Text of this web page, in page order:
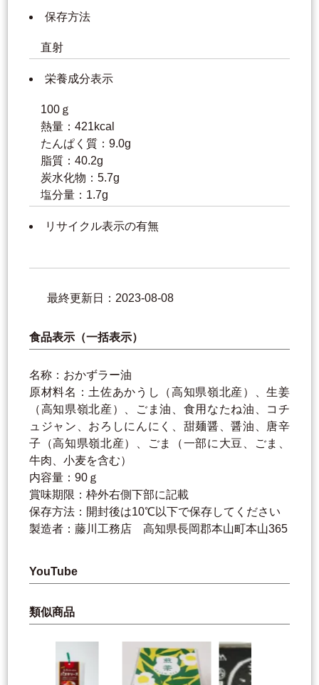
保存方法
直射
栄養成分表示
100ｇ
熱量：421kcal
たんぱく質：9.0g
脂質：40.2g
炭水化物：5.7g
塩分量：1.7g
リサイクル表示の有無
最終更新日：2023-08-08
食品表示（一括表示）
名称：おかずラー油
原材料名：土佐あかうし（高知県嶺北産）、生姜
（高知県嶺北産）、ごま油、食用なたね油、コチ
ュジャン、おろしにんにく、甜麺醤、醤油、唐辛
子（高知県嶺北産）、ごま（一部に大豆、ごま、
牛肉、小麦を含む）
内容量：90ｇ
賞味期限：枠外右側下部に記載
保存方法：開封後は10℃以下で保存してください
製造者：藤川工務店 高知県長岡郡本山町本山365
YouTube
類似商品